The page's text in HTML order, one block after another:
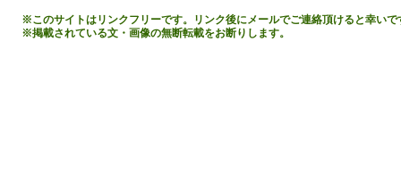
※このサイトはリンクフリーです。リンク後にメールでご連絡頂けると幸いで
※掲載されている文・画像の無断転載をお断りします。